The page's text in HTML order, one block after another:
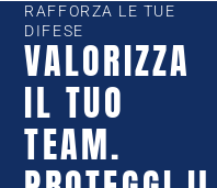
RAFFORZA LE TUE
DIFESE
VALORIZZA
IL TUO
TEAM.